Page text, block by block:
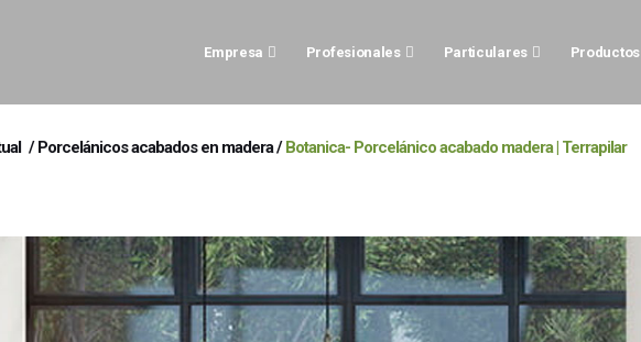
Empresa Profesionales Particulares Productos
/Porcelánicos acabados en madera/Botanica- Porcelánico acabado madera | Terrapilar